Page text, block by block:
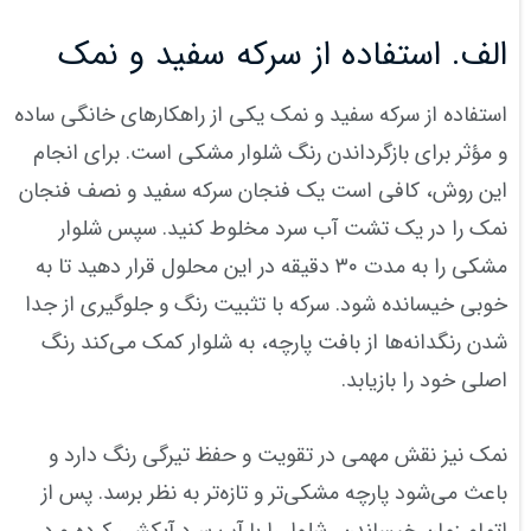
الف. استفاده از سرکه سفید و نمک
استفاده از سرکه سفید و نمک یکی از راهکارهای خانگی ساده
و مؤثر برای بازگرداندن رنگ شلوار مشکی است. برای انجام
این روش، کافی است یک فنجان سرکه سفید و نصف فنجان
نمک را در یک تشت آب سرد مخلوط کنید. سپس شلوار
مشکی را به مدت ۳۰ دقیقه در این محلول قرار دهید تا به
خوبی خیسانده شود. سرکه با تثبیت رنگ و جلوگیری از جدا
شدن رنگدانه‌ها از بافت پارچه، به شلوار کمک می‌کند رنگ
اصلی خود را بازیابد.
نمک نیز نقش مهمی در تقویت و حفظ تیرگی رنگ دارد و
باعث می‌شود پارچه مشکی‌تر و تازه‌تر به نظر برسد. پس از